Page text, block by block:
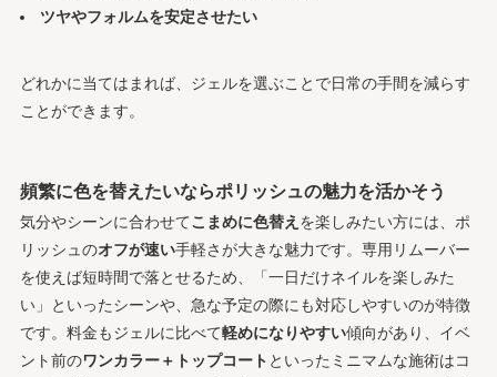
ツヤやフォルムを安定させたい
どれかに当てはまれば、ジェルを選ぶことで日常の手間を減らす
ことができます。
頻繁に色を替えたいならポリッシュの魅力を活かそう
気分やシーンに合わせて こまめに色替え を楽しみたい方には、ポ
リッシュのオフが速い手軽さが大きな魅力です。専用リムーバー
を使えば短時間で落とせるため、「一日だけネイルを楽しみた
い」といったシーンや、急な予定の際にも対応しやすいのが特徴
です。料金もジェルに比べて軽めになりやすい傾向があり、イベ
ント前のワンカラー＋トップコート といったミニマムな施術はコ